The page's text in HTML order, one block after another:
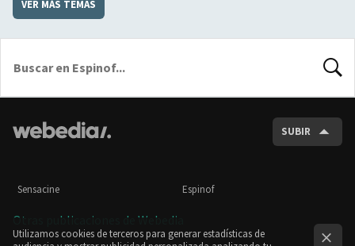
VER MÁS TEMAS
SUBIR
Sensacine Espinof
Otras publicaciones de Webedia
Utilizamos cookies de terceros para generar estadísticas de